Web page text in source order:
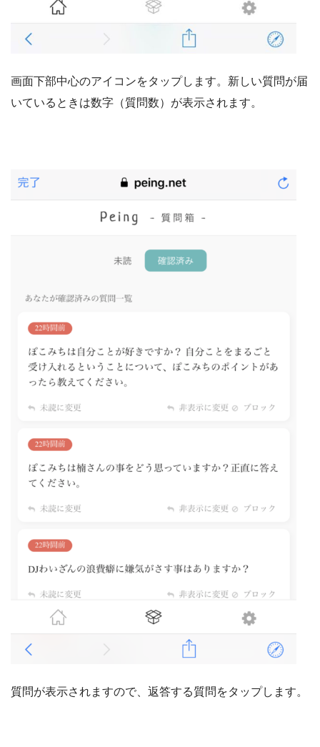
画面下部中心のアイコンをタップします。新しい質問が届
いているときは数字（質問数）が表示されます。
質問が表示されますので、返答する質問をタップします。